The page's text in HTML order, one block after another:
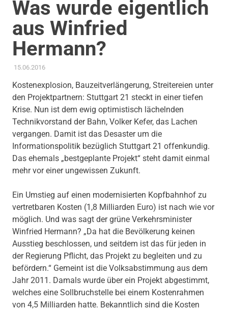
Was wurde eigentlich
aus Winfried
Hermann?
15.06.2016ADMIN
AKTUELLES
Kostenexplosion, Bauzeitverlängerung, Streitereien unter
den Projektpartnern: Stuttgart 21 steckt in einer tiefen
Krise. Nun ist dem ewig optimistisch lächelnden
Technikvorstand der Bahn, Volker Kefer, das Lachen
vergangen. Damit ist das Desaster um die
Informationspolitik bezüglich Stuttgart 21 offenkundig.
Das ehemals „bestgeplante Projekt“ steht damit einmal
mehr vor einer ungewissen Zukunft.
Ein Umstieg auf einen modernisierten Kopfbahnhof zu
vertretbaren Kosten (1,8 Milliarden Euro) ist nach wie vor
möglich. Und was sagt der grüne Verkehrsminister
Winfried Hermann? „Da hat die Bevölkerung keinen
Ausstieg beschlossen, und seitdem ist das für jeden in
der Regierung Pflicht, das Projekt zu begleiten und zu
befördern.“ Gemeint ist die Volksabstimmung aus dem
Jahr 2011. Damals wurde über ein Projekt abgestimmt,
welches eine Sollbruchstelle bei einem Kostenrahmen
von 4,5 Milliarden hatte. Bekanntlich sind die Kosten